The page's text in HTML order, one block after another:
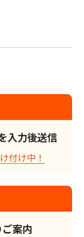
入力後送信
付け中！
案内